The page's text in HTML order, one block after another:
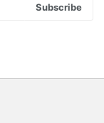
Subscribe